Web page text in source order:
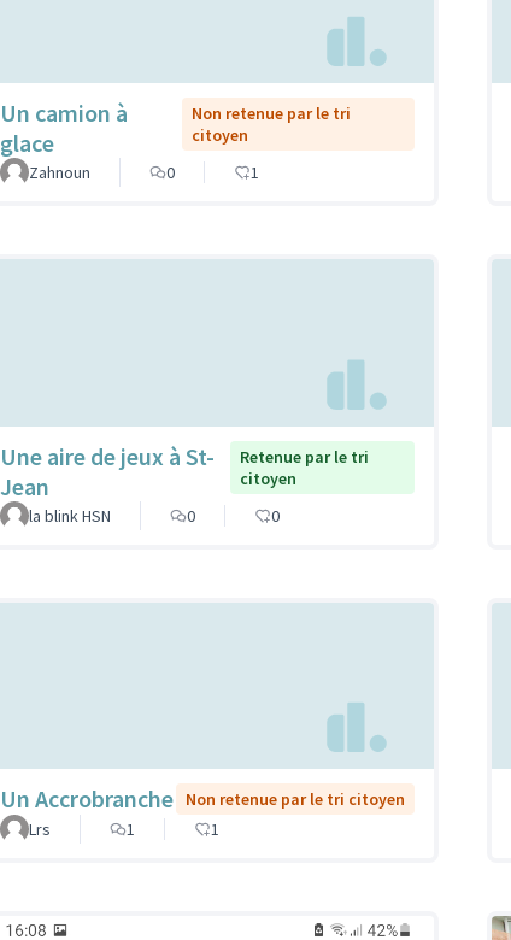
Un camion à
glace
Non retenue par le tri
citoyen
Zahnoun
0 1
Une aire de jeux à St-
Jean
Retenue par le tri
citoyen
la blink HSN
0 0
Un Accrobranche
Non retenue par le tri citoyen
Lrs
1 1